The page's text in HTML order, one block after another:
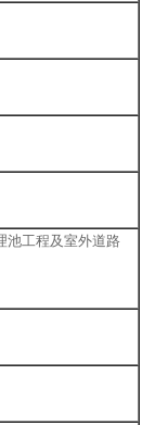
池工程及室外道路